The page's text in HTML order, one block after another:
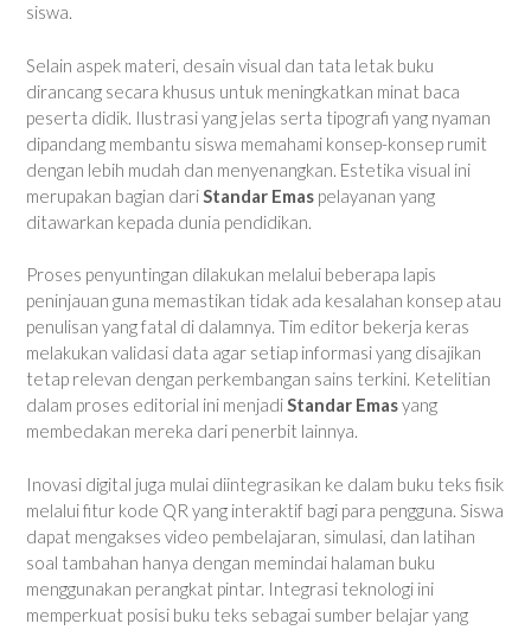
siswa.
Selain aspek materi, desain visual dan tata letak buku
dirancang secara khusus untuk meningkatkan minat baca
peserta didik. Ilustrasi yang jelas serta tipografi yang nyaman
dipandang membantu siswa memahami konsep-konsep rumit
dengan lebih mudah dan menyenangkan. Estetika visual ini
merupakan bagian dariStandar Emas pelayanan yang
ditawarkan kepada dunia pendidikan.
Proses penyuntingan dilakukan melalui beberapa lapis
peninjauan guna memastikan tidak ada kesalahan konsep atau
penulisan yang fatal di dalamnya. Tim editor bekerja keras
melakukan validasi data agar setiap informasi yang disajikan
tetap relevan dengan perkembangan sains terkini. Ketelitian
dalam proses editorial ini menjadiStandar Emasyang
membedakan mereka dari penerbit lainnya.
Inovasi digital juga mulai diintegrasikan ke dalam buku teks fisik
melalui fitur kode QR yang interaktif bagi para pengguna. Siswa
dapat mengakses video pembelajaran, simulasi, dan latihan
soal tambahan hanya dengan memindai halaman buku
menggunakan perangkat pintar. Integrasi teknologi ini
memperkuat posisi buku teks sebagai sumber belajar yang